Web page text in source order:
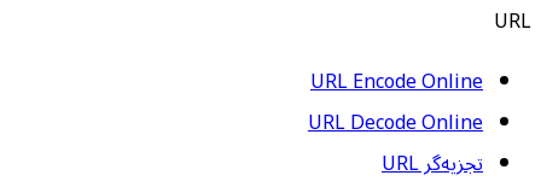
URL
URL Encode Online
URL Decode Online
تجزیه‌گر URL